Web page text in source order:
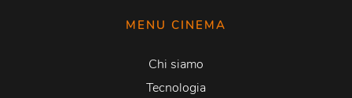
MENU CINEMA
Chi siamo
Tecnologia